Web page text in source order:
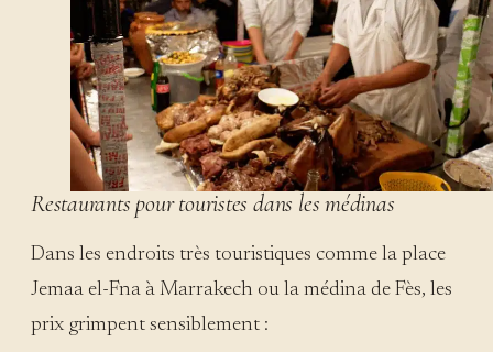
Restaurants pour touristes dans les médinas
Dans les endroits très touristiques comme la place
Jemaa el-Fna à Marrakech ou la médina de Fès, les
prix grimpent sensiblement :